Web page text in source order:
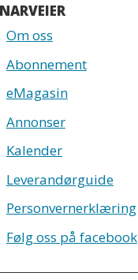
Om oss
Abonnement
eMagasin
Annonser
Kalender
Leverandørguide
Personvernerklæring
Følg oss på facebook